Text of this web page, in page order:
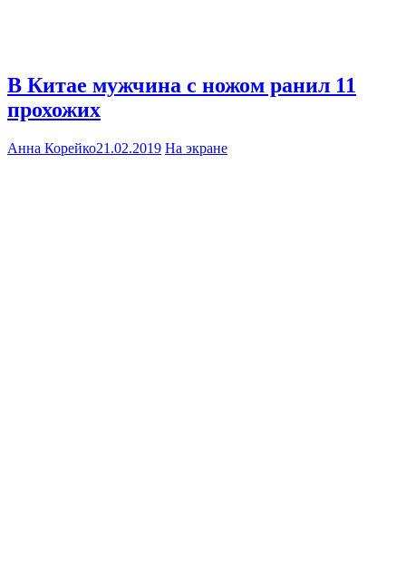
В Китае мужчина с ножом ранил 11
прохожих
Анна Корейко21.02.2019 На экране